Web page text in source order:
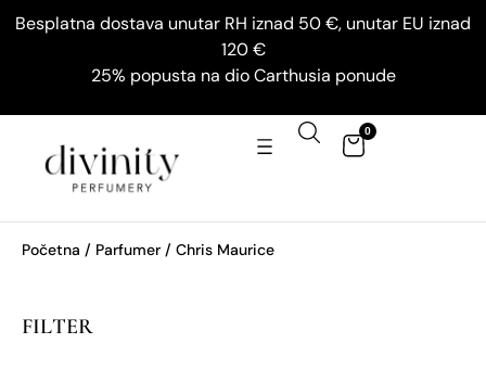
Besplatna dostava unutar RH iznad 50 €, unutar EU iznad
120 €
25% popusta na dio Carthusia ponude
0
Početna / Parfumer / Chris Maurice
FILTER